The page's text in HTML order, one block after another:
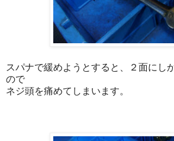
スパナで緩めようとすると、２面にし
ので
ネジ頭を痛めてしまいます。